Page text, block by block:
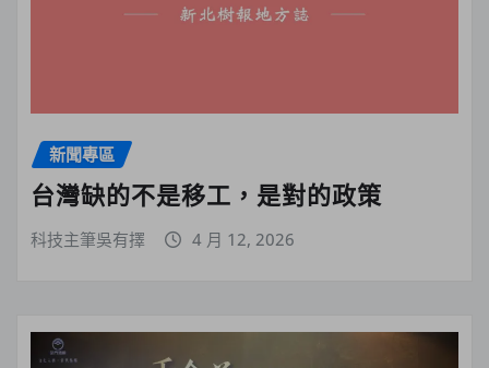
新聞專區
台灣缺的不是移工，是對的政策
科技主筆吳有擇 4 月 12, 2026